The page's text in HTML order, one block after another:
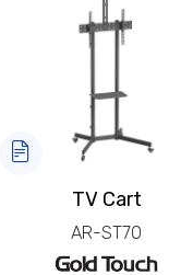
TV Cart
AR-ST70